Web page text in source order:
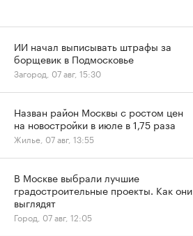
ИИ начал выписывать штрафы за
борщевик в Подмосковье
Загород, 07 авг, 15:30
Назван район Москвы с ростом цен
на новостройки в июле в 1,75 раза
Жилье, 07 авг, 13:55
В Москве выбрали лучшие
градостроительные проекты. Как они
выглядят
Город, 07 авг, 12:05